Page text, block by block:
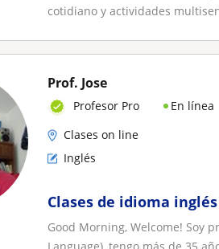
cotidiano y actividades
Prof. Jose
Profesor Pro
En línea
Clases on line
Inglés
Clases de idioma
Good Morning, Welcome! Soy